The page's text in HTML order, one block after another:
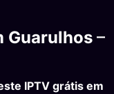
Guarulhos –
IPTV grátis em